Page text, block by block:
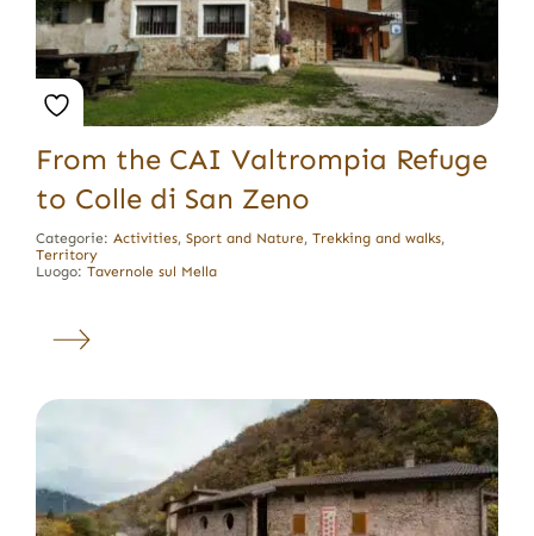
From the CAI Valtrompia Refuge
to Colle di San Zeno
Categorie: Activities, Sport and Nature, Trekking and walks,
Territory
Luogo: Tavernole sul Mella